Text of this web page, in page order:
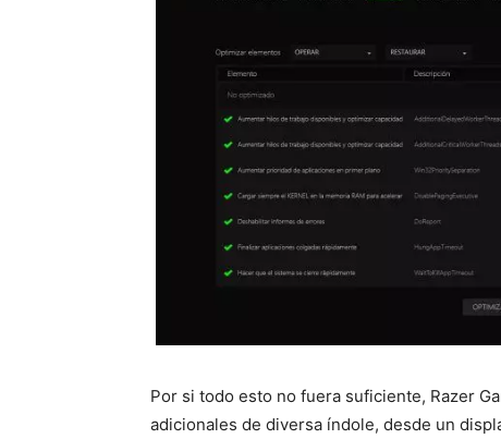
Por si todo esto no fuera suficiente, Razer
adicionales de diversa índole, desde un